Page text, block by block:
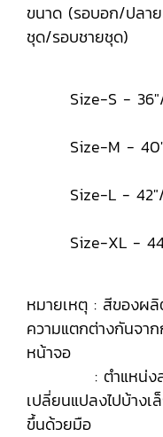
ขนาด (รอบอก/ปลา
ชุด/รอบชายชุด)
Size-S - 36"/
Size-M - 40"/
Size-L - 42"/
Size-XL - 44"/
หมายเหตุ : สีของผ
ความแตกต่างกันจา
หน้าจอ
: ตำแหน่งลาย
เปลี่ยนแปลงไปบ้าง
ขึ้นด้วยมือ